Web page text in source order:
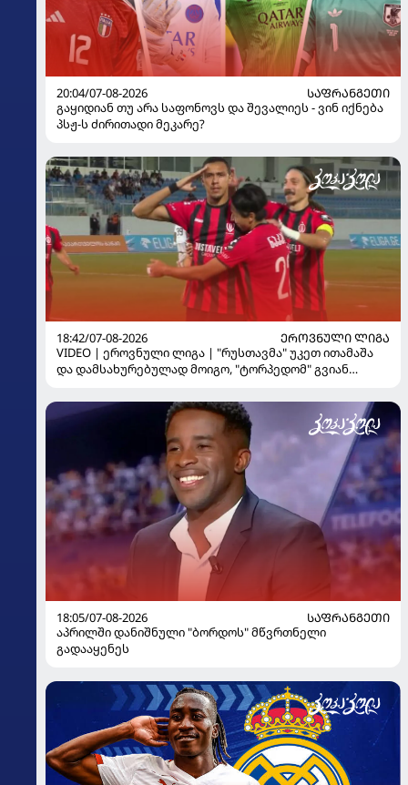
20:04/07-08-2026
ᲡᲐᲤᲠᲐᲜᲒᲔᲗᲘ
გაყიდიან თუ არა საფონოვს და შევალიეს - ვინ იქნება
პსჟ-ს ძირითადი მეკარე?
18:42/07-08-2026
ᲔᲠᲝᲕᲜᲣᲚᲘ ᲚᲘᲒᲐ
VIDEO | ეროვნული ლიგა | "რუსთავმა" უკეთ ითამაშა
და დამსახურებულად მოიგო, "ტორპედომ" გვიან
18:05/07-08-2026
ᲡᲐᲤᲠᲐᲜᲒᲔᲗᲘ
აპრილში დანიშნული "ბორდოს" მწვრთნელი
გადააყენეს